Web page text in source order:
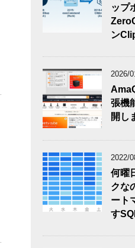
ップ
ン
2026/
張機
開し
2022/
何曜
クな
ート
す